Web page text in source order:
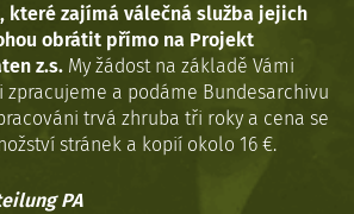
které zajímá válečná služba jejich
obrátit přímo na Projekt
z.s. My žádost na základě Vámi
a podáme Bundesarchivu
trvá zhruba tři roky a cena se
stránek a kopií okolo 16 €.
PA